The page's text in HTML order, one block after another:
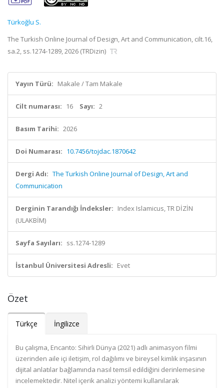
Türkoğlu S.
The Turkish Online Journal of Design, Art and Communication, cilt.16,
sa.2, ss.1274-1289, 2026 (TRDizin)
Yayın Türü: Makale / Tam Makale
Cilt numarası: 16 Sayı: 2
Basım Tarihi: 2026
Doi Numarası: 10.7456/tojdac.1870642
Dergi Adı: The Turkish Online Journal of Design, Art and
Communication
Derginin Tarandığı İndeksler: Index Islamicus, TR DİZİN
(ULAKBİM)
Sayfa Sayıları: ss.1274-1289
İstanbul Üniversitesi Adresli: Evet
Özet
Türkçe İngilizce
Bu çalışma, Encanto: Sihirli Dünya (2021) adlı animasyon filmi
üzerinden aile içi iletişim, rol dağılımı ve bireysel kimlik inşasının
dijital anlatılar bağlamında nasıl temsil edildiğini derinlemesine
incelemektedir. Nitel içerik analizi yöntemi kullanılarak